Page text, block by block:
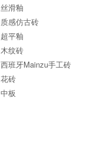
丝滑釉
质感仿古砖
超平釉
木纹砖
西班牙Mainzu手工砖
花砖
中板